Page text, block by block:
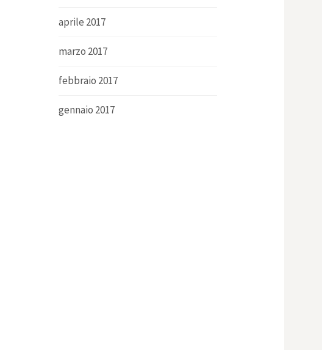
aprile 2017
marzo 2017
febbraio 2017
gennaio 2017